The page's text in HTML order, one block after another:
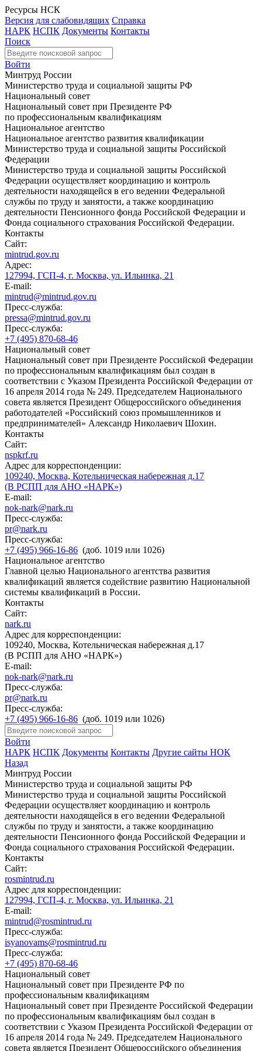
Ресурсы НСК
Версия для слабовидящих Справка
НАРК НСПК Документы Контакты
Поиск
Войти
Минтруд России
Министерство труда и социальной защиты РФ
Национальный совет
Национальный совет при Президенте РФ
по профессиональным квалификациям
Национальное агентство
Национальное агентство развития квалификации
Министерство труда и социальной защиты Российской
Федерации
Министерство труда и социальной защиты Российской
Федерации осуществляет координацию и контроль
деятельности находящейся в его ведении Федеральной
службы по труду и занятости, а также координацию
деятельности Пенсионного фонда Российской Федерации и
Фонда социального страхования Российской Федерации.
Контакты
Сайт:
mintrud.gov.ru
Адрес:
127994, ГСП-4, г. Москва, ул. Ильинка, 21
E-mail:
mintrud@mintrud.gov.ru
Пресс-служба:
pressa@mintrud.gov.ru
Пресс-служба:
+7 (495) 870-68-46
Национальный совет
Национальный совет при Президенте Российской Федерации
по профессиональным квалификациям был создан в
соответствии с Указом Президента Российской Федерации от
16 апреля 2014 года № 249. Председателем Национального
совета является Президент Общероссийского объединения
работодателей «Российский союз промышленников и
предпринимателей» Александр Николаевич Шохин.
Контакты
Сайт:
nspkrf.ru
Адрес для корреспонденции:
109240, Москва, Котельническая набережная д.17
(В РСПП для АНО «НАРК»)
E-mail:
nok-nark@nark.ru
Пресс-служба:
pr@nark.ru
Пресс-служба:
+7 (495) 966-16-86 (доб. 1019 или 1026)
Национальное агентство
Главной целью Национального агентства развития
квалификаций является содействие развитию Национальной
системы квалификаций в России.
Контакты
Сайт:
nark.ru
Адрес для корреспонденции:
109240, Москва, Котельническая набережная д.17
(В РСПП для АНО «НАРК»)
E-mail:
nok-nark@nark.ru
Пресс-служба:
pr@nark.ru
Пресс-служба:
+7 (495) 966-16-86 (доб. 1019 или 1026)
Войти
НАРК НСПК Документы Контакты Другие сайты НОК
Назад
Минтруд России
Министерство труда и социальной защиты РФ
Министерство труда и социальной защиты Российской
Федерации осуществляет координацию и контроль
деятельности находящейся в его ведении Федеральной
службы по труду и занятости, а также координацию
деятельности Пенсионного фонда Российской Федерации и
Фонда социального страхования Российской Федерации.
Контакты
Сайт:
rosmintrud.ru
Адрес для корреспонденции:
127994, ГСП-4, г. Москва, ул. Ильинка, 21
E-mail:
mintrud@rosmintrud.ru
Пресс-служба:
isyanovams@rosmintrud.ru
Пресс-служба:
+7 (495) 870-68-46
Национальный совет
Национальный совет при Президенте РФ по
профессиональным квалификациям
Национальный совет при Президенте Российской Федерации
по профессиональным квалификациям был создан в
соответствии с Указом Президента Российской Федерации от
16 апреля 2014 года № 249. Председателем Национального
совета является Президент Общероссийского объединения